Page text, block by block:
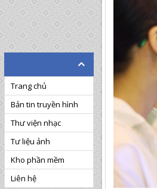
Trang chủ
Bản tin truyền hình
Thư viện nhạc
Tư liệu ảnh
Kho phần mềm
Liên hệ